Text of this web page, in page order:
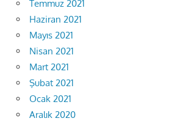
Temmuz 2021
Haziran 2021
Mayıs 2021
Nisan 2021
Mart 2021
Şubat 2021
Ocak 2021
Aralık 2020